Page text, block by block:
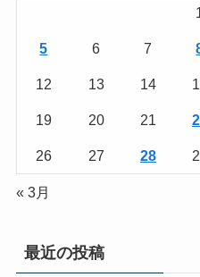
5 6 7
12 13 14
19 20 21
26 27 28
« 3月
最近の投稿